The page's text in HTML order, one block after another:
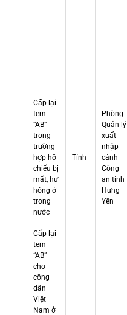
Cấp lại
tem
“AB”
trong
trường
hợp hộ
chiếu bị
mất, hư
hỏng ở
trong
nước
Tỉnh
Phòng
Quản lý
xuất
nhập
cảnh
Công
an tỉnh
Hưng
Yên
Cấp lại
tem
“AB”
cho
công
dân
Việt
Nam ở